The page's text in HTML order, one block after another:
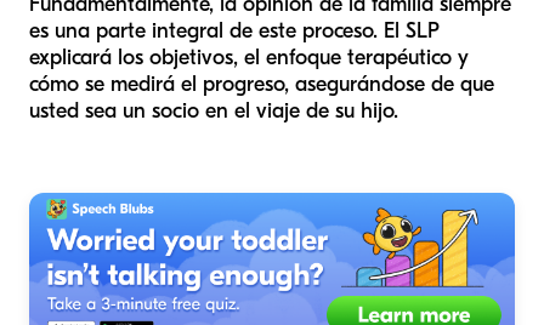
es una parte integral de este proceso. El SLP
explicará los objetivos, el enfoque terapéutico y
cómo se medirá el progreso, asegurándose de que
usted sea un socio en el viaje de su hijo.